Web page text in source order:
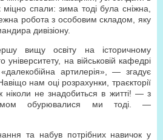
міцно спали: зима тоді була сніжна,
робота з особовим складом, яку
дивізіону.
вищу освіту на історичному
університету, на військовій кафедрі
артилерія», — згадує
нам оці розрахунки, траєкторії
ніколи не знадобиться в житті! — з
обурювалися ми тоді. —
та набув потрібних навичок у